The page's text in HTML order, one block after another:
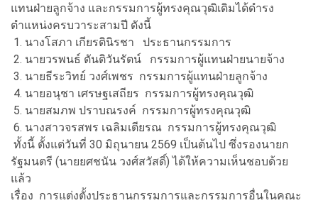
แทนฝ่ายลูกจ้าง และกรรมการผู้ทรงคุณวุฒิเดิมได้ดำรง
ตำแหน่งครบวาระสามปี ดังนี้
1. นางโสภา เกียรตินิรชา ประธานกรรมการ
2. นายวรพนธ์ ตันติวันรัตน์ กรรมการผู้แทนฝ่ายนายจ้าง
3. นายธีระวิทย์ วงศ์เพชร กรรมการผู้แทนฝ่ายลูกจ้าง
4. นายอนุชา เศรษฐเสถียร กรรมการผู้ทรงคุณวุฒิ
5. นายสมภพ ปราบณรงค์ กรรมการผู้ทรงคุณวุฒิ
6. นางสาวจรสพร เฉลิมเตียรณ กรรมการผู้ทรงคุณวุฒิ
ทั้งนี้ ตั้งแต่วันที่ 30 มิถุนายน 2569 เป็นต้นไป ซึ่งรองนายก
รัฐมนตรี (นายยศชนัน วงศ์สวัสดิ์) ได้ให้ความเห็นชอบด้วย
แล้ว
เรื่อง การแต่งตั้งประธานกรรมการและกรรมการอื่นในคณะ